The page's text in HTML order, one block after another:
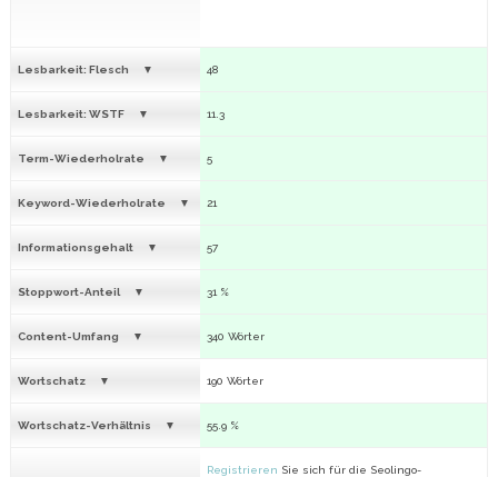
Lesbarkeit: Flesch 48
Lesbarkeit: WSTF 11.3
Term-Wiederholrate 5
Keyword-Wiederholrate 21
Informationsgehalt 57
Stoppwort-Anteil 31 %
Content-Umfang 340 Wörter
Wortschatz 190 Wörter
Wortschatz-Verhältnis 55.9 %
Registrieren Sie sich für die Seolingo-